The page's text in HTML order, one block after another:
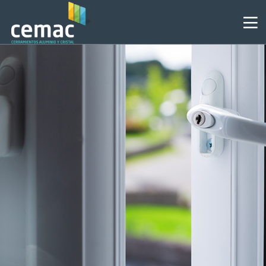
MOSQUITERAS PARA
VENTANA, UNA NECESIDAD
PROPIA DEL VERANO.
POR QUÉ INSTALAR UN
CERRAMIENTO DE TERRAZA